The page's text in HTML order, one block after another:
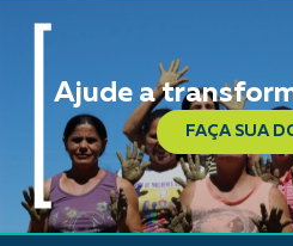
Ajude a
FAÇA SUA